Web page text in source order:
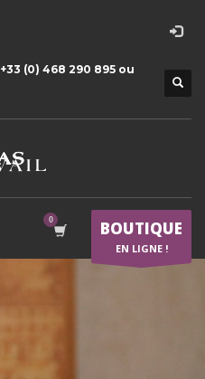
+33 (0) 468 290 895 ou
BOUTIQUE
EN LIGNE !